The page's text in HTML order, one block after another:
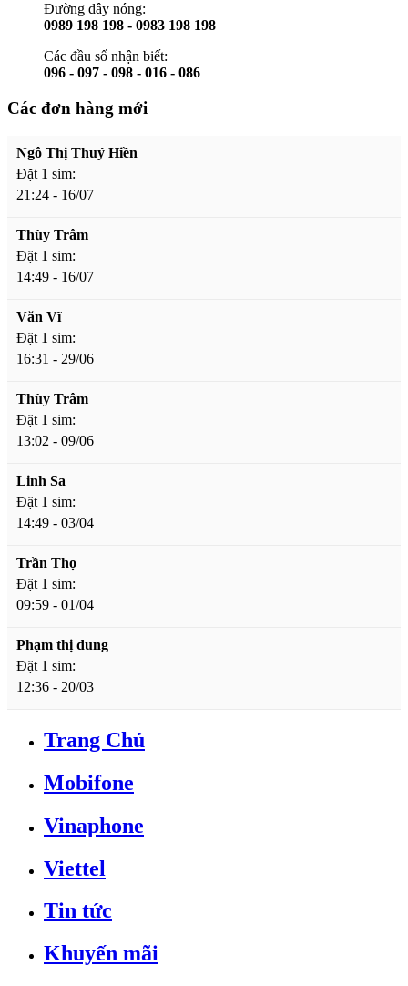
Đường dây nóng:
0989 198 198 - 0983 198 198
Các đầu số nhận biết:
096 - 097 - 098 - 016 - 086
Các đơn hàng mới
Ngô Thị Thuý Hiền
Đặt 1 sim:
21:24 - 16/07
Thùy Trâm
Đặt 1 sim:
14:49 - 16/07
Văn Vĩ
Đặt 1 sim:
16:31 - 29/06
Thùy Trâm
Đặt 1 sim:
13:02 - 09/06
Linh Sa
Đặt 1 sim:
14:49 - 03/04
Trần Thọ
Đặt 1 sim:
09:59 - 01/04
Phạm thị dung
Đặt 1 sim:
12:36 - 20/03
Trang Chủ
Mobifone
Vinaphone
Viettel
Tin tức
Khuyến mãi